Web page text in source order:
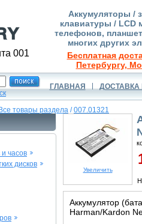
001
Аккумуляторы /
клавиатуры / LCD
телефонов,
многих других
Бесплатная
Петербургу,
ГЛАВНАЯ ДОСТАВКА
Все товары раздела /007.01321
часов
дисков
Увеличить
Аккумулятор
Harman/Kardon